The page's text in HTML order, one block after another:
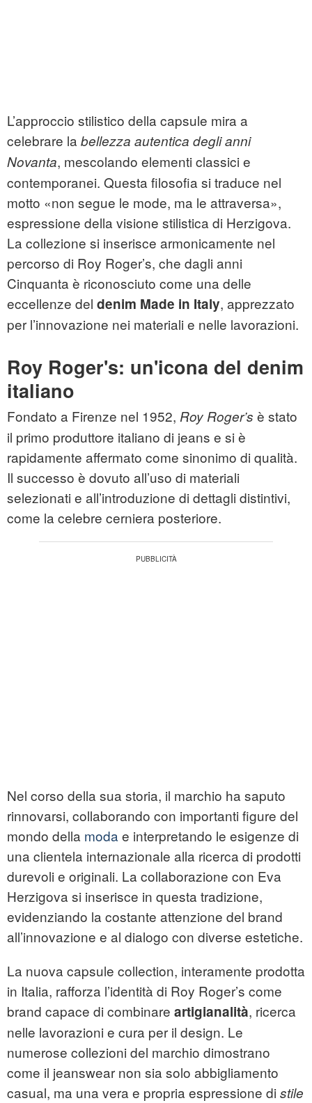
L’approccio stilistico della capsule mira a
celebrare la bellezza autentica degli anni
Novanta, mescolando elementi classici e
contemporanei. Questa filosofia si traduce nel
motto «non segue le mode, ma le attraversa»,
espressione della visione stilistica di Herzigova.
La collezione si inserisce armonicamente nel
percorso di Roy Roger’s, che dagli anni
Cinquanta è riconosciuto come una delle
eccellenze del denim Made in Italy, apprezzato
per l’innovazione nei materiali e nelle lavorazioni.
Roy Roger's: un'icona del denim
italiano
Fondato a Firenze nel 1952, Roy Roger’s è stato
il primo produttore italiano di jeans e si è
rapidamente affermato come sinonimo di qualità.
Il successo è dovuto all’uso di materiali
selezionati e all’introduzione di dettagli distintivi,
come la celebre cerniera posteriore.
Nel corso della sua storia, il marchio ha saputo
rinnovarsi, collaborando con importanti figure del
mondo della moda e interpretando le esigenze di
una clientela internazionale alla ricerca di prodotti
durevoli e originali. La collaborazione con Eva
Herzigova si inserisce in questa tradizione,
evidenziando la costante attenzione del brand
all’innovazione e al dialogo con diverse estetiche.
La nuova capsule collection, interamente prodotta
in Italia, rafforza l’identità di Roy Roger’s come
brand capace di combinare artigianalità, ricerca
nelle lavorazioni e cura per il design. Le
numerose collezioni del marchio dimostrano
come il jeanswear non sia solo abbigliamento
casual, ma una vera e propria espressione di stile